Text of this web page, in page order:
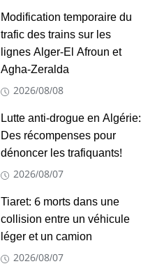
Modification temporaire du
trafic des trains sur les
lignes Alger-El Afroun et
Agha-Zeralda
2026/08/08
Lutte anti-drogue en Algérie:
Des récompenses pour
dénoncer les trafiquants!
2026/08/07
Tiaret: 6 morts dans une
collision entre un véhicule
léger et un camion
2026/08/07